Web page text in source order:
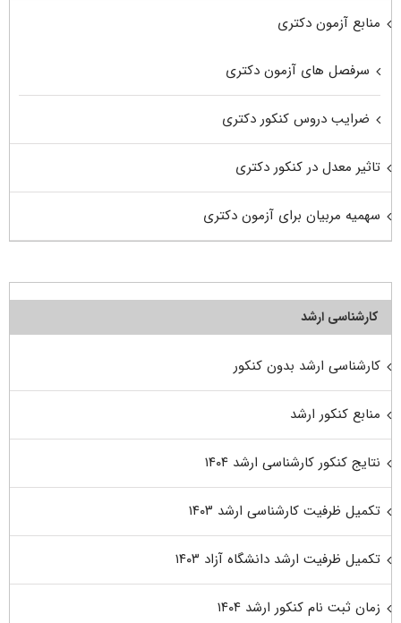
منابع آزمون دکتری
سرفصل های آزمون دکتری
ضرایب دروس کنکور دکتری
تاثیر معدل در کنکور دکتری
سهمیه مربیان برای آزمون دکتری
کارشناسی ارشد
کارشناسی ارشد بدون کنکور
منابع کنکور ارشد
نتایج کنکور کارشناسی ارشد ۱۴۰۴
تکمیل ظرفیت کارشناسی ارشد ۱۴۰۳
تکمیل ظرفیت ارشد دانشگاه آزاد ۱۴۰۳
زمان ثبت نام کنکور ارشد ۱۴۰۴